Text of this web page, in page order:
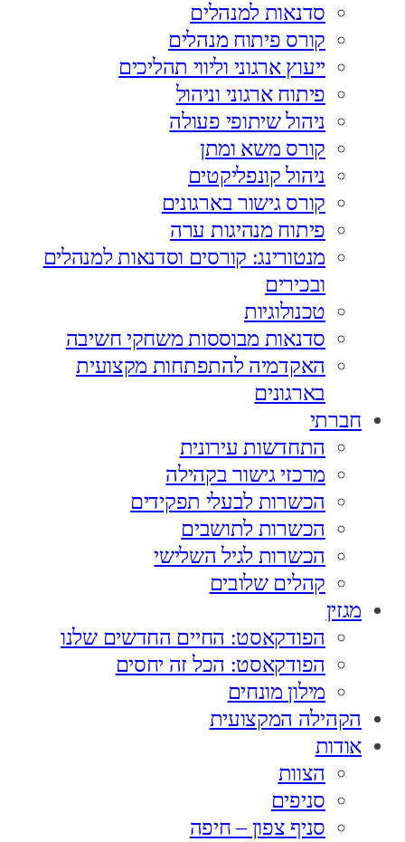
סדנאות למנהלים
קורס פיתוח מנהלים
ייעוץ ארגוני וליווי תהליכים
פיתוח ארגוני וניהול
ניהול שיתופי פעולה
קורס משא ומתן
ניהול קונפליקטים
קורס גישור בארגונים
פיתוח מנהיגות ערה
מנטורינג: קורסים וסדנאות למנהלים
ובכירים
טכנולוגיות
סדנאות מבוססות משחקי חשיבה
האקדמיה להתפתחות מקצועית
בארגונים
חברתי
התחדשות עירונית
מרכזי גישור בקהילה
הכשרות לבעלי תפקידים
הכשרות לתושבים
הכשרות לגיל השלישי
קהלים שלובים
מגזין
הפודקאסט: החיים החדשים שלנו
הפודקאסט: הכל זה יחסים
מילון מונחים
הקהילה המקצועית
אודות
הצוות
סניפים
סניף צפון – חיפה